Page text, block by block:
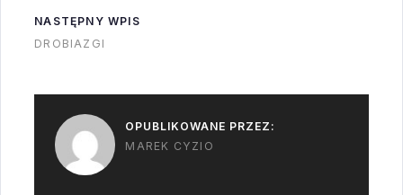
okaże dopiero przy
tankowaniu.…
NASTĘPNY WPIS
DROBIAZGI
OPUBLIKOWANE PRZEZ:
MAREK CYZIO